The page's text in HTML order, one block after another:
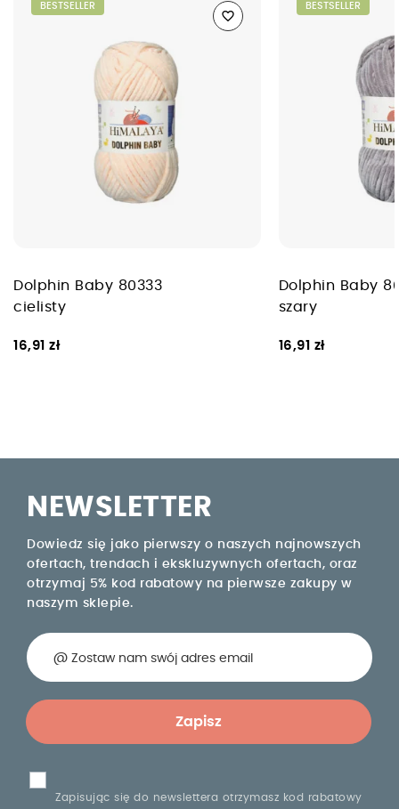
BESTSELLER
favorite_border
Dolphin Baby 80333
cielisty
16,91 zł
BESTSELLER
Dolphin Baby
szary
16,91 zł
NEWSLETTER
Dowiedz się jako pierwszy o naszych najnowszych
ofertach, trendach i ekskluzywnych ofertach, oraz
otrzymaj 5% kod rabatowy na pierwsze zakupy w
naszym sklepie.
Zapisując się do newslettera otrzymasz kod rabatowy